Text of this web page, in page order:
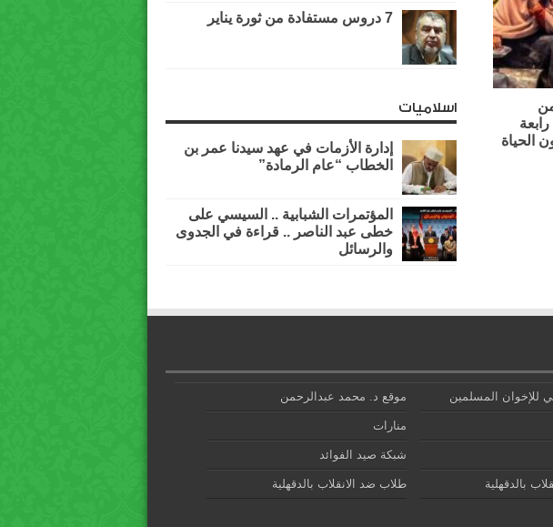
من
الحياة
7 دروس مستفادة من ثورة يناير
اسلاميات
إدارة الأزمات في عهد سيدنا عمر بن
الخطاب “عام الرمادة”
المؤتمرات الشبابية .. السيسي على
خطى عبد الناصر .. قراءة في الجدوى
والرسائل
للإخوان المسلمين موقع د. محمد عبدالرحمن
منارات
شبكة صيد الفوائد
بالدقهلية طلاب ضد الانقلاب بالدقهلية